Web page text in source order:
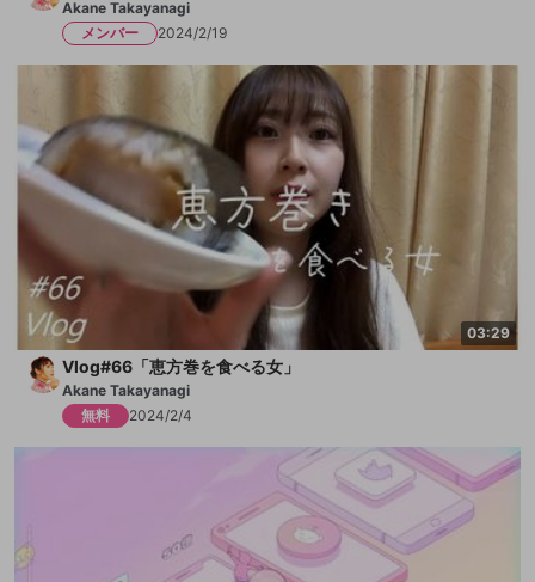
Akane Takayanagi
メンバー
2024/2/19
03:29
Vlog#66「恵方巻を食べる女」
Akane Takayanagi
無料
2024/2/4